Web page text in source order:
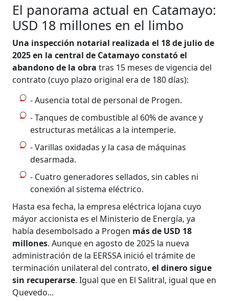
El panorama actual en Catamayo:
USD 18 millones en el limbo
Una inspección notarial realizada el 18 de julio de
2025 en la central de Catamayo constató el
abandono de la obra tras 15 meses de vigencia del
contrato (cuyo plazo original era de 180 días):
- Ausencia total de personal de Progen.
- Tanques de combustible al 60% de avance y
estructuras metálicas a la intemperie.
- Varillas oxidadas y la casa de máquinas
desarmada.
- Cuatro generadores sellados, sin cables ni
conexión al sistema eléctrico.
Hasta esa fecha, la empresa eléctrica lojana cuyo
máyor accionista es el Ministerio de Energía, ya
había desembolsado a Progen más de USD 18
millones. Aunque en agosto de 2025 la nueva
administración de la EERSSA inició el trámite de
terminación unilateral del contrato,el dinero sigue
sin recuperarse. Igual que en El Salitral, igual que en
Quevedo...